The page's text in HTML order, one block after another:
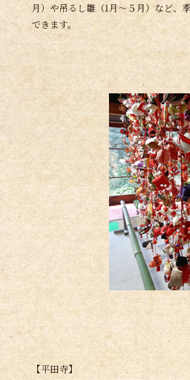
月）や吊るし雛（1月～５月）など、
できます。
【平田寺】